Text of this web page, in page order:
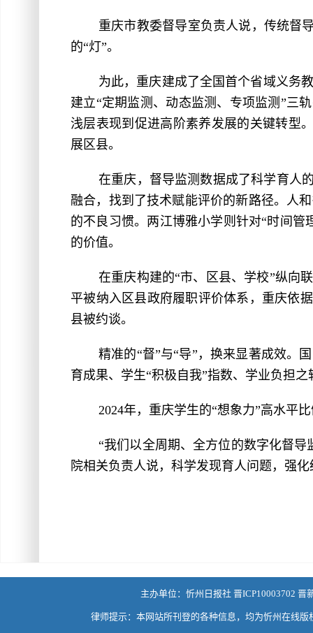
重庆市教委督导室负责人说，传统督
的“灯”。
为此，重庆建成了全国首个省域义务
建立“定期监测、动态监测、专项监测”三
浅层表现到促进高阶素养发展的关键转型
展区县。
在重庆，督导监测数据成了科学育人
融合，找到了技术赋能评价的新路径。人
的不良习惯。两江博雅小学则针对“时间
的价值。
在重庆构建的“市、区县、学校”纵向
平被纳入区县政府履职评价体系，重庆依
县被约谈。
精准的“督”与“导”，换来显著成效。
育成果、学生“积极自我”指数、学业负担
2024年，重庆学生的“想象力”高水平
“我们以全周期、全方位的数字化督导
院相关负责人说，科学发现育人问题，强
主办单位：忻州日报社 晋ICP10003702 晋
律师提示：本网站所刊登的各种信息，均为忻州在线